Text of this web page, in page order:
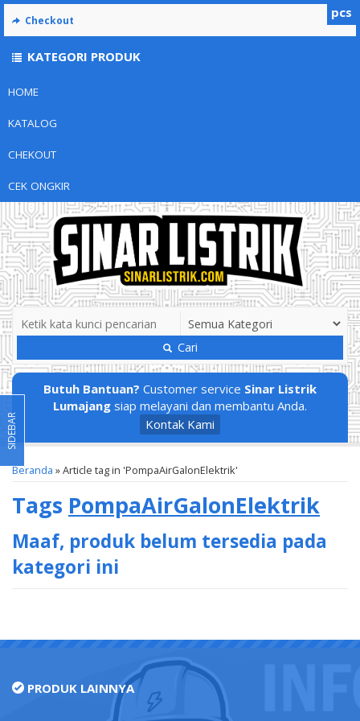
HOME
KATALOG
CHEKOUT
CEK ONGKIR
Cari
Butuh Bantuan? Customer service Sinar Listrik
Lumajang siap melayani dan membantu Anda.
Kontak Kami
Beranda »Article tag in 'PompaAirGalonElektrik'
Tags PompaAirGalonElektrik
Maaf, produk belum tersedia pada
kategori ini
pcs
Checkout
KATEGORI PRODUK
SIDEBAR
PRODUK LAINNYA